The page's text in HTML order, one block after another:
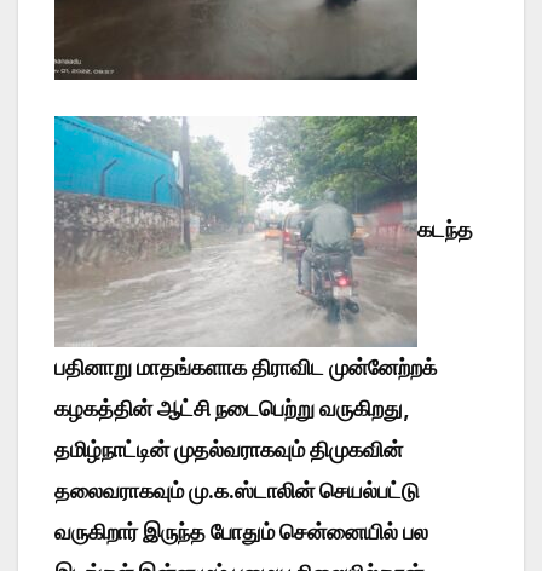
கடந்த
பதினாறு மாதங்களாக திராவிட முன்னேற்றக்
கழகத்தின் ஆட்சி நடைபெற்று வருகிறது,
தமிழ்நாட்டின் முதல்வராகவும் திமுகவின்
தலைவராகவும் மு.க.ஸ்டாலின் செயல்பட்டு
வருகிறார் இருந்த போதும் சென்னையில் பல